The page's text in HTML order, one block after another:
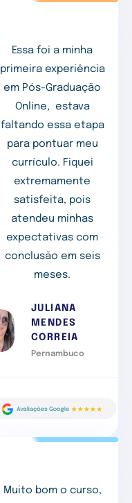
Essa foi a minha
primeira experiência
em Pós-Graduação
Online, estava
faltando essa etapa
para pontuar meu
currículo. Fiquei
extremamente
satisfeita, pois
atendeu minhas
expectativas com
conclusão em seis
meses.
JULIANA
MENDES
CORREIA
Pernambuco
Muito bom o curso,